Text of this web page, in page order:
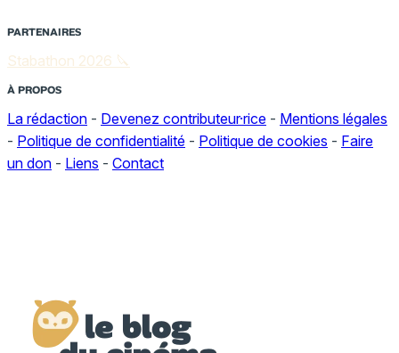
PARTENAIRES
Stabathon 2026 🔪
À PROPOS
La rédaction - Devenez contributeur·rice - Mentions légales
- Politique de confidentialité - Politique de cookies - Faire
un don - Liens - Contact